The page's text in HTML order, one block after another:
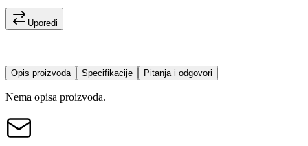
Uporedi
Opis proizvoda Specifikacije Pitanja i odgovori
Nema opisa proizvoda.